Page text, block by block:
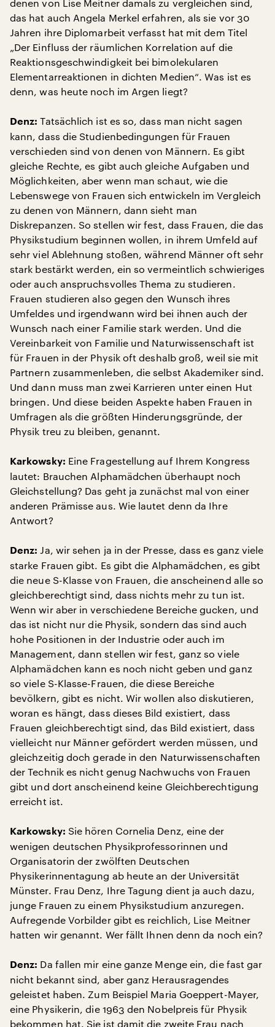
denen von Lise Meitner damals zu vergleichen sind,
das hat auch Angela Merkel erfahren, als sie vor 30
Jahren ihre Diplomarbeit verfasst hat mit dem Titel
„Der Einfluss der räumlichen Korrelation auf die
Reaktionsgeschwindigkeit bei bimolekularen
Elementarreaktionen in dichten Medien“. Was ist es
denn, was heute noch im Argen liegt?
Denz: Tatsächlich ist es so, dass man nicht sagen
kann, dass die Studienbedingungen für Frauen
verschieden sind von denen von Männern. Es gibt
gleiche Rechte, es gibt auch gleiche Aufgaben und
Möglichkeiten, aber wenn man schaut, wie die
Lebenswege von Frauen sich entwickeln im Vergleich
zu denen von Männern, dann sieht man
Diskrepanzen. So stellen wir fest, dass Frauen, die das
Physikstudium beginnen wollen, in ihrem Umfeld auf
sehr viel Ablehnung stoßen, während Männer oft sehr
stark bestärkt werden, ein so vermeintlich schwieriges
oder auch anspruchsvolles Thema zu studieren.
Frauen studieren also gegen den Wunsch ihres
Umfeldes und irgendwann wird bei ihnen auch der
Wunsch nach einer Familie stark werden. Und die
Vereinbarkeit von Familie und Naturwissenschaft ist
für Frauen in der Physik oft deshalb groß, weil sie mit
Partnern zusammenleben, die selbst Akademiker sind.
Und dann muss man zwei Karrieren unter einen Hut
bringen. Und diese beiden Aspekte haben Frauen in
Umfragen als die größten Hinderungsgründe, der
Physik treu zu bleiben, genannt.
Karkowsky: Eine Fragestellung auf Ihrem Kongress
lautet: Brauchen Alphamädchen überhaupt noch
Gleichstellung? Das geht ja zunächst mal von einer
anderen Prämisse aus. Wie lautet denn da Ihre
Antwort?
Denz: Ja, wir sehen ja in der Presse, dass es ganz viele
starke Frauen gibt. Es gibt die Alphamädchen, es gibt
die neue S-Klasse von Frauen, die anscheinend alle so
gleichberechtigt sind, dass nichts mehr zu tun ist.
Wenn wir aber in verschiedene Bereiche gucken, und
das ist nicht nur die Physik, sondern das sind auch
hohe Positionen in der Industrie oder auch im
Management, dann stellen wir fest, ganz so viele
Alphamädchen kann es noch nicht geben und ganz
so viele S-Klasse-Frauen, die diese Bereiche
bevölkern, gibt es nicht. Wir wollen also diskutieren,
woran es hängt, dass dieses Bild existiert, dass
Frauen gleichberechtigt sind, das Bild existiert, dass
vielleicht nur Männer gefördert werden müssen, und
gleichzeitig doch gerade in den Naturwissenschaften
der Technik es nicht genug Nachwuchs von Frauen
gibt und dort anscheinend keine Gleichberechtigung
erreicht ist.
Karkowsky: Sie hören Cornelia Denz, eine der
wenigen deutschen Physikprofessorinnen und
Organisatorin der zwölften Deutschen
Physikerinnentagung ab heute an der Universität
Münster. Frau Denz, Ihre Tagung dient ja auch dazu,
junge Frauen zu einem Physikstudium anzuregen.
Aufregende Vorbilder gibt es reichlich, Lise Meitner
hatten wir genannt. Wer fällt Ihnen denn da noch ein?
Denz: Da fallen mir eine ganze Menge ein, die fast gar
nicht bekannt sind, aber ganz Herausragendes
geleistet haben. Zum Beispiel Maria Goeppert-Mayer,
eine Physikerin, die 1963 den Nobelpreis für Physik
bekommen hat. Sie ist damit die zweite Frau nach